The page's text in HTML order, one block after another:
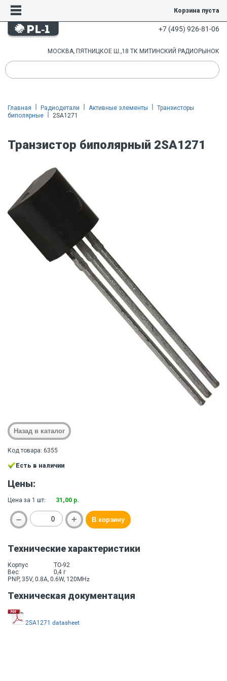
Корзина пуста
+7 (495) 926-81-06
МОСКВА, ПЯТНИЦКОЕ Ш.,18 ТК МИТИНСКИЙ РАДИОРЫНОК
Главная Радиодетали Активные элементы
Транзисторы
биполярные
2SA1271
Транзистор биполярный 2SA1271
Код товара: 6355
Есть в наличии
Цены:
Цена за 1 шт: 31,00 р.
Технические характеристики
Корпус
TO-92
Вес
0,4 г
PNP, 35V, 0.8A, 0.6W, 120MHz
Техническая документация
2SA1271 datasheet